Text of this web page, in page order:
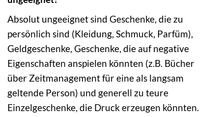
Absolut ungeeignet sind Geschenke, die zu
persönlich sind (Kleidung, Schmuck, Parfüm),
Geldgeschenke, Geschenke, die auf negative
Eigenschaften anspielen könnten (z.B. Bücher
über Zeitmanagement für eine als langsam
geltende Person) und generell zu teure
Einzelgeschenke, die Druck erzeugen könnten.